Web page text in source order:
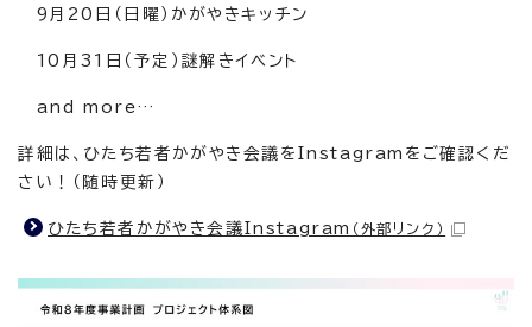
9月20日（日曜）かがやきキッチン
10月31日（予定）謎解きイベント
and more…
詳細は、ひたち若者かがやき会議をInstagramをご確認くだ
さい！（随時更新）
ひたち若者かがやき会議Instagram （外部リンク）